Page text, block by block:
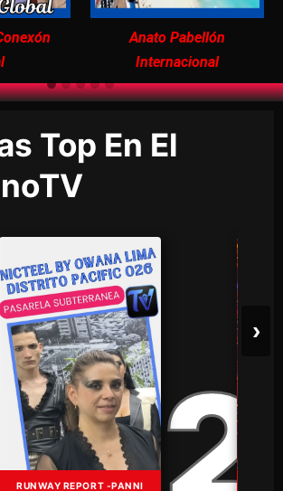
Anato Pabellón
Internacional
Top En El
RUNWAY REPORT -PANNI 2
›